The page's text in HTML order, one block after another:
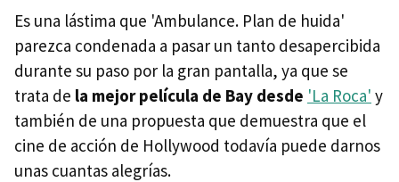
Es una lástima que 'Ambulance. Plan de huida'
parezca condenada a pasar un tanto desapercibida
durante su paso por la gran pantalla, ya que se
trata de la mejor película de Bay desde 'La Roca' y
también de una propuesta que demuestra que el
cine de acción de Hollywood todavía puede darnos
unas cuantas alegrías.